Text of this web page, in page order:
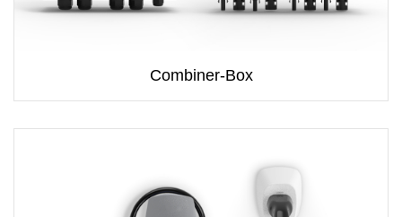
Combiner-Box